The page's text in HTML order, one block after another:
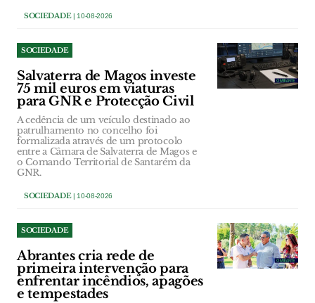
SOCIEDADE| 10-08-2026
SOCIEDADE
Salvaterra de Magos investe
75 mil euros em viaturas
para GNR e Protecção Civil
A cedência de um veículo destinado ao
patrulhamento no concelho foi
formalizada através de um protocolo
entre a Câmara de Salvaterra de Magos e
o Comando Territorial de Santarém da
GNR.
SOCIEDADE| 10-08-2026
SOCIEDADE
Abrantes cria rede de
primeira intervenção para
enfrentar incêndios, apagões
e tempestades